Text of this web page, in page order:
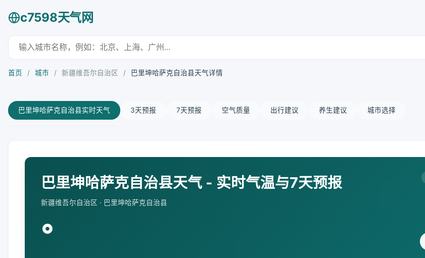
c7598天气网
首页 / 城市 / 新疆维吾尔自治区 / 巴里坤哈萨克自治县天气详情
巴里坤哈萨克自治县实时天气 3天预报 7天预报 空气质量 出行建议 养生建议 城市选择
巴里坤哈萨克自治县天气 - 实时气温与7天预报
新疆维吾尔自治区 · 巴里坤哈萨克自治县
°